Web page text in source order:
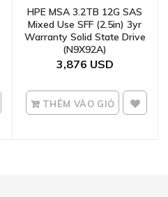
HPE MSA 3.2TB 12G SAS
Mixed Use SFF (2.5in) 3yr
Warranty Solid State Drive
(N9X92A)
3,876
THÊM VÀO GIỎ